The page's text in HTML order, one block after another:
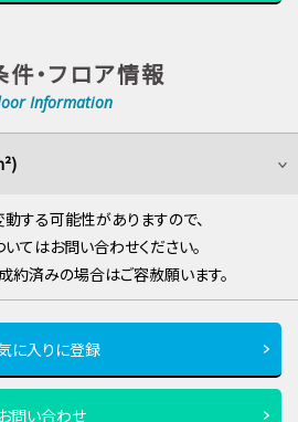
・フロア情報
Information
する可能性がありますので、
てはお問い合わせください。
済みの場合はご容赦願います。
に入りに登録
お問い合わせ